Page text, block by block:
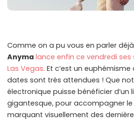
Comme on a pu vous en parler
Anyma lance enfin ce vendredi ses
Las Vegas. Et c’est un
dates sont très attendues ! Que
électronique puisse bénéficier d’un
gigantesque, pour accompagner le
marquant visuellement des